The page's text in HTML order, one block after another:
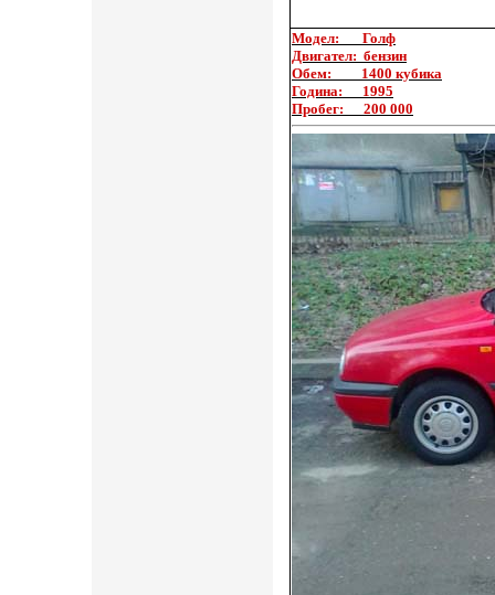
Модел: Голф
Двигател: бензин
Обем: 1400 кубика
Година: 1995
Пробег: 200 000